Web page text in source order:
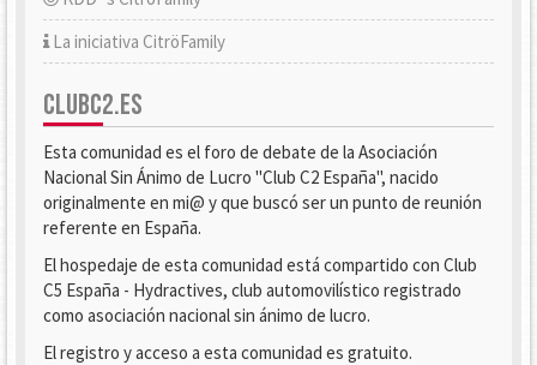
La iniciativa CitröFamily
CLUBC2.ES
Esta comunidad es el foro de debate de la Asociación
Nacional Sin Ánimo de Lucro "Club C2 España", nacido
originalmente en mi@ y que buscó ser un punto de reunión
referente en España.
El hospedaje de esta comunidad está compartido con Club
C5 España - Hydractives, club automovilístico registrado
como asociación nacional sin ánimo de lucro.
El registro y acceso a esta comunidad es gratuito.